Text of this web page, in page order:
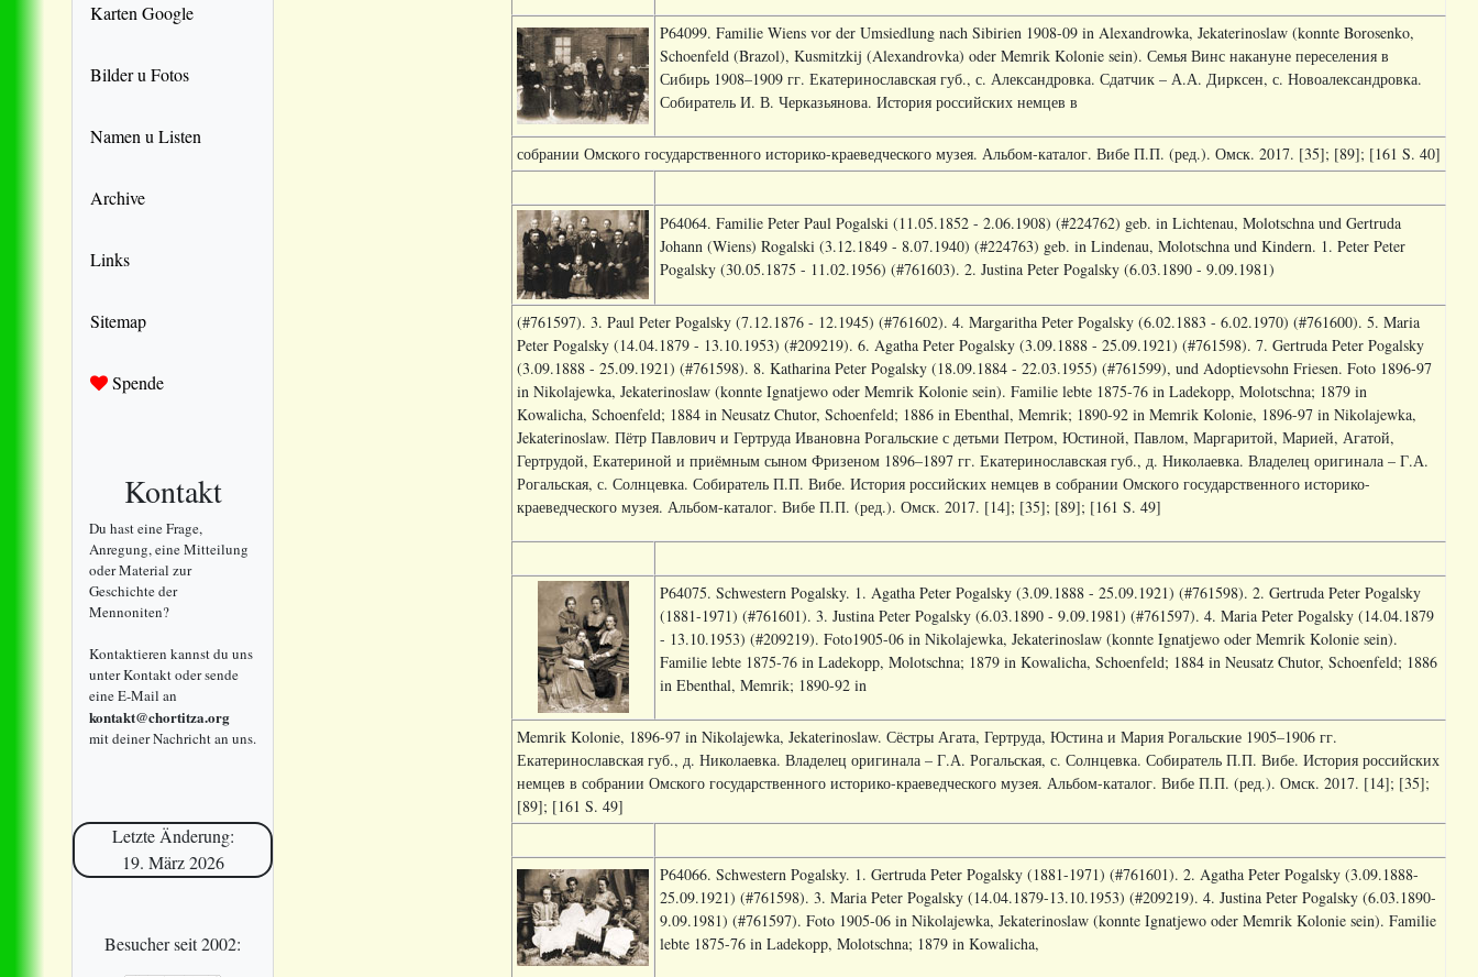
Karten Google
Bilder u Fotos
Namen u Listen
Archive
Links
Sitemap
Spende
Kontakt
Du hast eine Frage,
Anregung, eine Mitteilung
oder Material zur
Geschichte der
Mennoniten?
Kontaktieren kannst du uns
unter Kontakt oder sende
eine E-Mail an
kontakt@chortitza.org
mit deiner Nachricht an uns.
Letzte Änderung:
19. März 2026
Besucher seit 2002:
P64099. Familie Wiens vor der Umsiedlung nach Sibirien 1908-09 in Alexandrowka, Jekaterinoslaw (konnte Borosenko,
Schoenfeld (Brazol), Kusmitzkij (Alexandrovka) oder Memrik Kolonie sein). Семья Винс накануне переселения в
Сибирь 1908–1909 гг. Екатеринославская губ., с. Александровка. Сдатчик – А.А. Дирксен, с. Новоалександровка.
Собиратель И. В. Черказьянова. История российских немцев в
собрании Омского государственного историко-краеведческого музея. Альбом-каталог. Вибе П.П. (ред.). Омск. 2017. [35]; [89]; [161 S. 40]
P64064. Familie Peter Paul Pogalski (11.05.1852 - 2.06.1908) (#224762) geb. in Lichtenau, Molotschna und Gertruda
Johann (Wiens) Rogalski (3.12.1849 - 8.07.1940) (#224763) geb. in Lindenau, Molotschna und Kindern. 1. Peter Peter
Pogalsky (30.05.1875 - 11.02.1956) (#761603). 2. Justina Peter Pogalsky (6.03.1890 - 9.09.1981)
(#761597). 3. Paul Peter Pogalsky (7.12.1876 - 12.1945) (#761602). 4. Margaritha Peter Pogalsky (6.02.1883 - 6.02.1970) (#761600). 5. Maria
Peter Pogalsky (14.04.1879 - 13.10.1953) (#209219). 6. Agatha Peter Pogalsky (3.09.1888 - 25.09.1921) (#761598). 7. Gertruda Peter Pogalsky
(3.09.1888 - 25.09.1921) (#761598). 8. Katharina Peter Pogalsky (18.09.1884 - 22.03.1955) (#761599), und Adoptievsohn Friesen. Foto 1896-97
in Nikolajewka, Jekaterinoslaw (konnte Ignatjewo oder Memrik Kolonie sein). Familie lebte 1875-76 in Ladekopp, Molotschna; 1879 in
Kowalicha, Schoenfeld; 1884 in Neusatz Chutor, Schoenfeld; 1886 in Ebenthal, Memrik; 1890-92 in Memrik Kolonie, 1896-97 in Nikolajewka,
Jekaterinoslaw. Пётр Павлович и Гертруда Ивановна Рогальские с детьми Петром, Юстиной, Павлом, Маргаритой, Марией, Агатой,
Гертрудой, Екатериной и приёмным сыном Фризеном 1896–1897 гг. Екатеринославская губ., д. Николаевка. Владелец оригинала – Г.А.
Рогальская, с. Солнцевка. Собиратель П.П. Вибе. История российских немцев в собрании Омского государственного историко-
краеведческого музея. Альбом-каталог. Вибе П.П. (ред.). Омск. 2017. [14]; [35]; [89]; [161 S. 49]
P64075. Schwestern Pogalsky. 1. Agatha Peter Pogalsky (3.09.1888 - 25.09.1921) (#761598). 2. Gertruda Peter Pogalsky
(1881-1971) (#761601). 3. Justina Peter Pogalsky (6.03.1890 - 9.09.1981) (#761597). 4. Maria Peter Pogalsky (14.04.1879
- 13.10.1953) (#209219). Foto1905-06 in Nikolajewka, Jekaterinoslaw (konnte Ignatjewo oder Memrik Kolonie sein).
Familie lebte 1875-76 in Ladekopp, Molotschna; 1879 in Kowalicha, Schoenfeld; 1884 in Neusatz Chutor, Schoenfeld; 1886
in Ebenthal, Memrik; 1890-92 in
Memrik Kolonie, 1896-97 in Nikolajewka, Jekaterinoslaw. Сёстры Агата, Гертруда, Юстина и Мария Рогальские 1905–1906 гг.
Екатеринославская губ., д. Николаевка. Владелец оригинала – Г.А. Рогальская, с. Солнцевка. Собиратель П.П. Вибе. История российских
немцев в собрании Омского государственного историко-краеведческого музея. Альбом-каталог. Вибе П.П. (ред.). Омск. 2017. [14]; [35];
[89]; [161 S. 49]
P64066. Schwestern Pogalsky. 1. Gertruda Peter Pogalsky (1881-1971) (#761601). 2. Agatha Peter Pogalsky (3.09.1888-
25.09.1921) (#761598). 3. Maria Peter Pogalsky (14.04.1879-13.10.1953) (#209219). 4. Justina Peter Pogalsky (6.03.1890-
9.09.1981) (#761597). Foto 1905-06 in Nikolajewka, Jekaterinoslaw (konnte Ignatjewo oder Memrik Kolonie sein). Familie
lebte 1875-76 in Ladekopp, Molotschna; 1879 in Kowalicha,